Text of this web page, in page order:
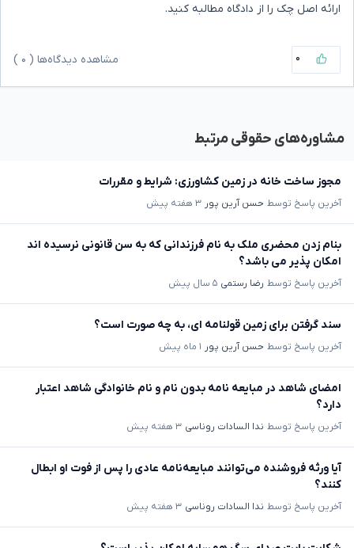
ارائه اصل چک را از دادگاه مطالبه کنید.
۰ مشاهده دیدگاه‌ها ( ۰
مشاوره‌های حقوقی مرتبط
مجوز ساخت خانه در زمین کشاورزی: شرایط و مقررات
آخرین پاسخ توسط حسن آرین پور ۳ هفته پیش
بنام زدن محضری ملک به نام فرزندانی که به سن قانونی نرسیده اند
امکان پذیر می باشد؟
آخرین پاسخ توسط رضا رستمی ۵ سال پیش
سند گرفتن برای زمین قولنامه ای، به چه صورت است؟
آخرین پاسخ توسط حسن آرین پور ۱ ماه پیش
امضای شاهد در مبایعه نامه بدون نام و نام خانوادگی شاهد اعتبار
دارد؟
آخرین پاسخ توسط ندا السادات روناسی ۳ هفته پیش
آیا ورثه فروشنده می‌توانند مبایعه‌نامه عادی را پس از فوت او ابطال
کنند؟
آخرین پاسخ توسط ندا السادات روناسی ۳ هفته پیش